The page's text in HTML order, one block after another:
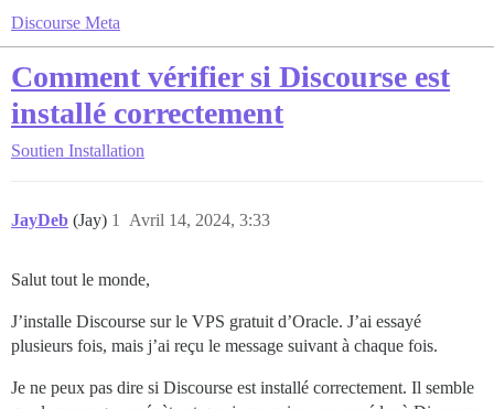
Discourse Meta
Comment vérifier si Discourse est
installé correctement
Soutien Installation
JayDeb (Jay) Avril 14, 2024, 3:33
1
Salut tout le monde,
J’installe Discourse sur le VPS gratuit d’Oracle. J’ai essayé
plusieurs fois, mais j’ai reçu le message suivant à chaque fois.
Je ne peux pas dire si Discourse est installé correctement. Il semble